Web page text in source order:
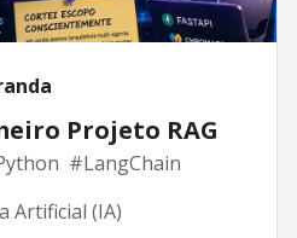
Projeto RAG
#LangChain
Artificial (IA)